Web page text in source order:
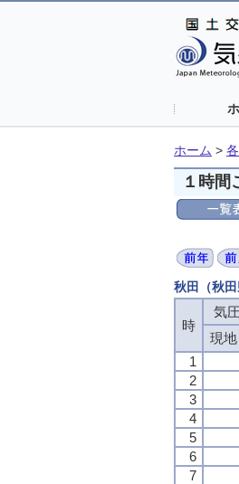
ホーム >
１時間
秋田（秋
時
気
現地
1
2
3
4
5
6
7